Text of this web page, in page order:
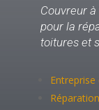
Couvreur
pour la
toitures et